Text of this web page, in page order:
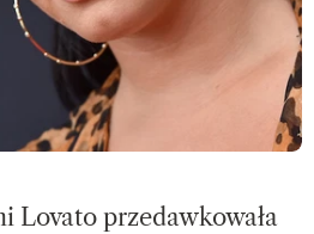
Lovato przedawkowała